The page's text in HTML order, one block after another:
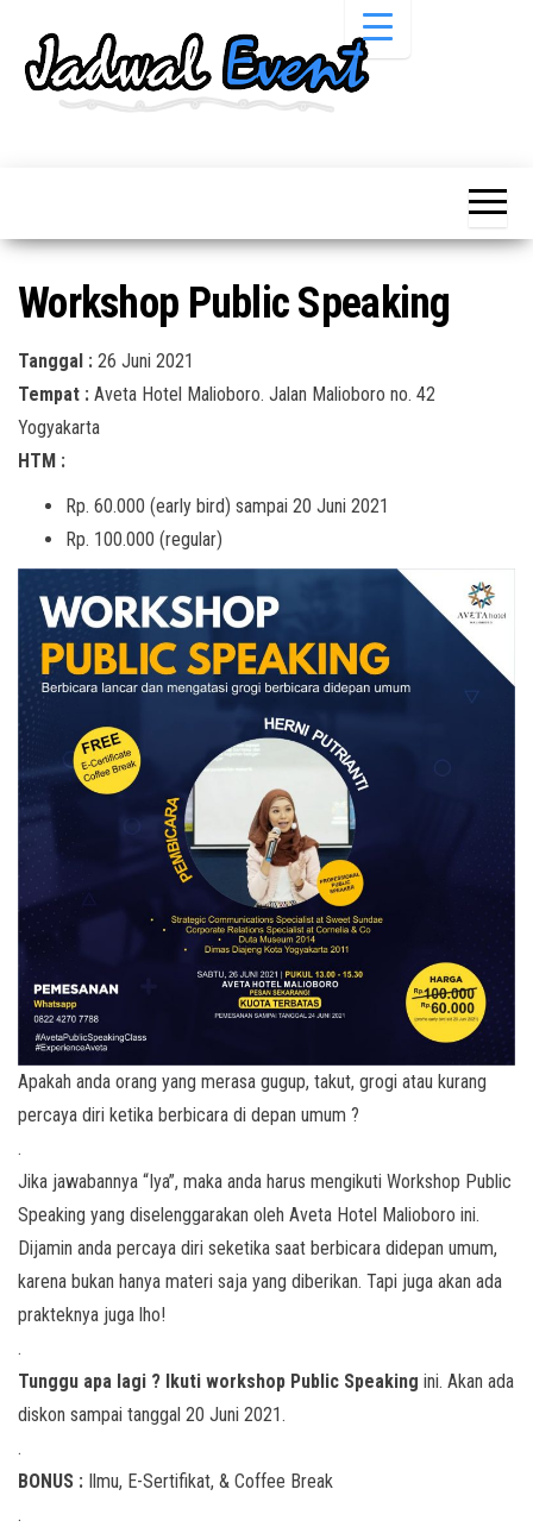
Pameran,
Acara &
Promo
Pameran,
Bazaar,
Workshop,
Workshop Public Speaking
Tanggal : 26 Juni 2021
Tempat : Aveta Hotel Malioboro. Jalan Malioboro no. 42
Yogyakarta
HTM :
Rp. 60.000 (early bird) sampai 20 Juni 2021
Rp. 100.000 (regular)
Apakah anda orang yang merasa gugup, takut, grogi atau kurang
percaya diri ketika berbicara di depan umum ?
.
Jika jawabannya “Iya”, maka anda harus mengikuti Workshop Public
Speaking yang diselenggarakan oleh Aveta Hotel Malioboro ini.
Dijamin anda percaya diri seketika saat berbicara didepan umum,
karena bukan hanya materi saja yang diberikan. Tapi juga akan ada
prakteknya juga lho!
.
Tunggu apa lagi ? Ikuti workshop Public Speaking ini. Akan ada
diskon sampai tanggal 20 Juni 2021.
.
BONUS : Ilmu, E-Sertifikat, & Coffee Break
.